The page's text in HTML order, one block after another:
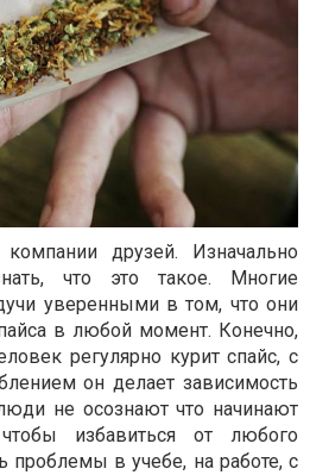
друзей. Изначально
что это такое. Многие
уверенными в том, что они
в любой момент. Конечно,
регулярно курит спайс, с
он делает зависимость
не осознают что начинают
избавиться от любого
проблемы в учебе, на работе, с